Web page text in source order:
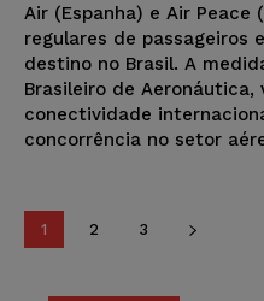
Air (Espanha) e Air Peace
regulares de passageiros
destino no Brasil. A
Brasileiro de Aeronáutica,
conectividade
concorrência no setor
1 2 3